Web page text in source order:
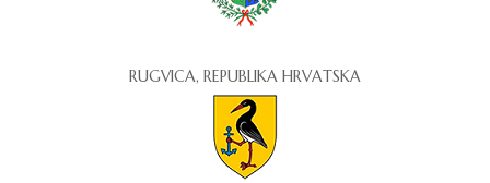
RUGVICA, REPUBLIKA HRVATSKA